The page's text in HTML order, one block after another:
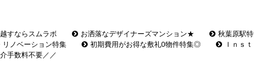
すならスムラボ お洒落なデザイナーズマンション★
秋葉原駅
リノベーション特集 初期費用がお得な敷礼0物件特集◎
Ｉｎｓ
手数料不要／／